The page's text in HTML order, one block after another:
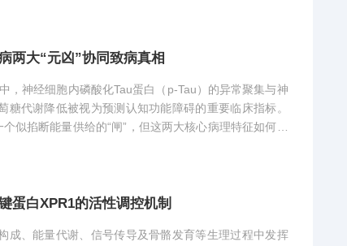
两大“元凶”协同致病真相
，神经细胞内磷酸化Tau蛋白（p-Tau）的异常聚集与神
代谢降低被视为预测认知功能障碍的重要临床指标。
似掐断能量供给的“闸”，但这两大核心病理特征如何协
蛋白XPR1的活性调控机制
成、能量代谢、信号传导及骨骼发育等生理过程中发挥